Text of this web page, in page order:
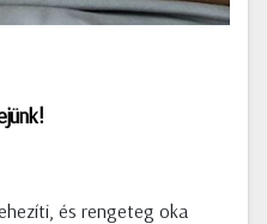
és rengeteg oka